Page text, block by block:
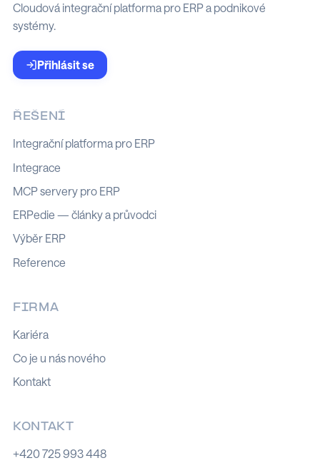
Cloudová integrační platforma pro ERP a podnikové
systémy.
Přihlásit se
ŘEŠENÍ
Integrační platforma pro ERP
Integrace
MCP servery pro ERP
ERPedie — články a průvodci
Výběr ERP
Reference
FIRMA
Kariéra
Co je u nás nového
Kontakt
KONTAKT
+420 725 993 448